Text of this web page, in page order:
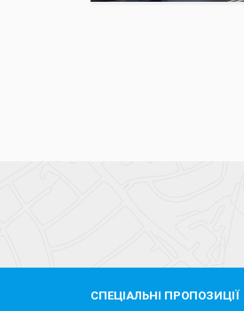
СПЕЦІАЛЬНІ ПРОПОЗИЦІЇ